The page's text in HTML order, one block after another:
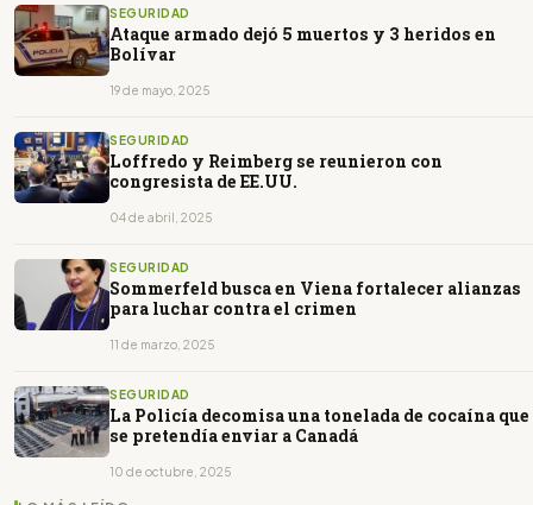
SEGURIDAD
Ataque armado dejó 5 muertos y 3 heridos en
Bolívar
19 de mayo, 2025
SEGURIDAD
Loffredo y Reimberg se reunieron con
congresista de EE.UU.
04 de abril, 2025
SEGURIDAD
Sommerfeld busca en Viena fortalecer alianzas
para luchar contra el crimen
11 de marzo, 2025
SEGURIDAD
La Policía decomisa una tonelada de cocaína que
se pretendía enviar a Canadá
10 de octubre, 2025